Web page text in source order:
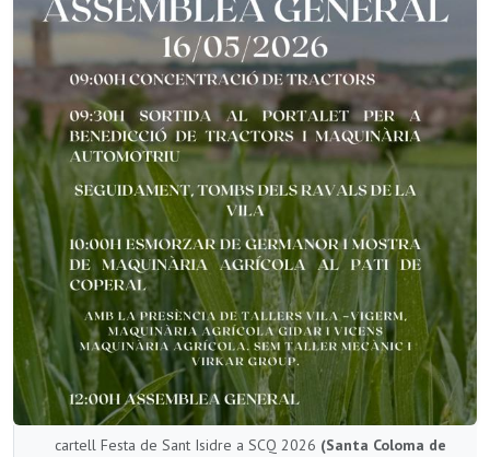
cartell Festa de Sant Isidre a SCQ 2026 (Santa Coloma de